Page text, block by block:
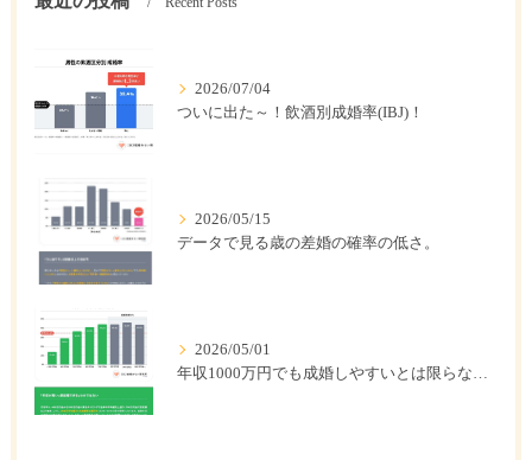
2026/07/04
ついに出た～！飲酒別成婚率(IBJ)！
2026/05/15
データで見る歳の差婚の確率の低さ。
2026/05/01
年収1000万円でも成婚しやすいとは限らない? 「年収帯別の成婚率」のリアル